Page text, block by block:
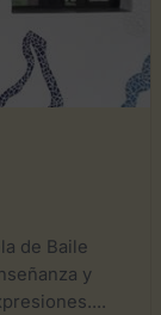
de Baile
y